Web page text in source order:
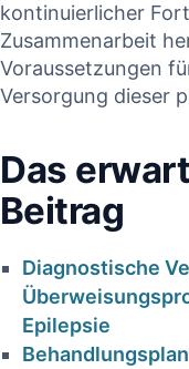
kontinuierlicher
Zusammenarbeit‍
Voraussetzungen
Versorgung dieser
Das
⁣Beitrag
Diagnostische
Epilepsie